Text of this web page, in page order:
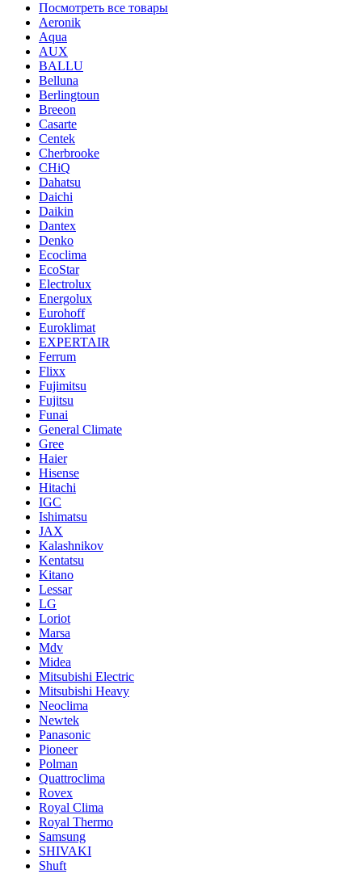
Посмотреть все товары
Aeronik
Aqua
AUX
BALLU
Belluna
Berlingtoun
Breeon
Casarte
Centek
Cherbrooke
CHiQ
Dahatsu
Daichi
Daikin
Dantex
Denko
Ecoclima
EcoStar
Electrolux
Energolux
Eurohoff
Euroklimat
EXPERTAIR
Ferrum
Flixx
Fujimitsu
Fujitsu
Funai
General Climate
Gree
Haier
Hisense
Hitachi
IGC
Ishimatsu
JAX
Kalashnikov
Kentatsu
Kitano
Lessar
LG
Loriot
Marsa
Mdv
Midea
Mitsubishi Electric
Mitsubishi Heavy
Neoclima
Newtek
Panasonic
Pioneer
Polman
Quattroclima
Rovex
Royal Clima
Royal Thermo
Samsung
SHIVAKI
Shuft